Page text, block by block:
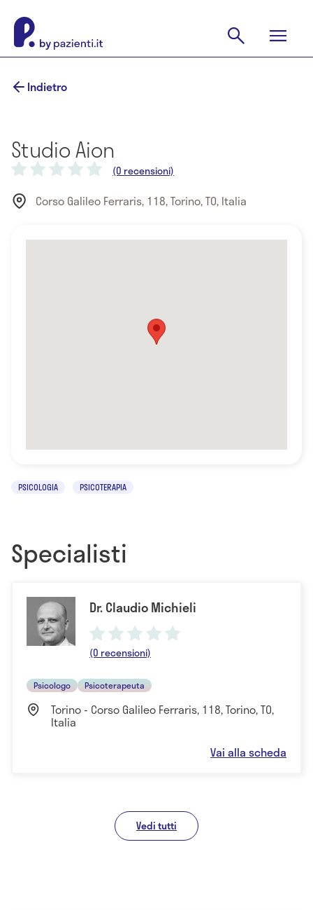
Indietro
Studio Aion
(0 recensioni)
Corso Galileo Ferraris, 118, Torino, TO, Italia
PSICOLOGIA PSICOTERAPIA
Specialisti
Dr. Claudio Michieli
(0 recensioni)
Psicologo Psicoterapeuta
Torino - Corso Galileo Ferraris, 118, Torino, TO,
Italia
Vai alla scheda
Vedi tutti